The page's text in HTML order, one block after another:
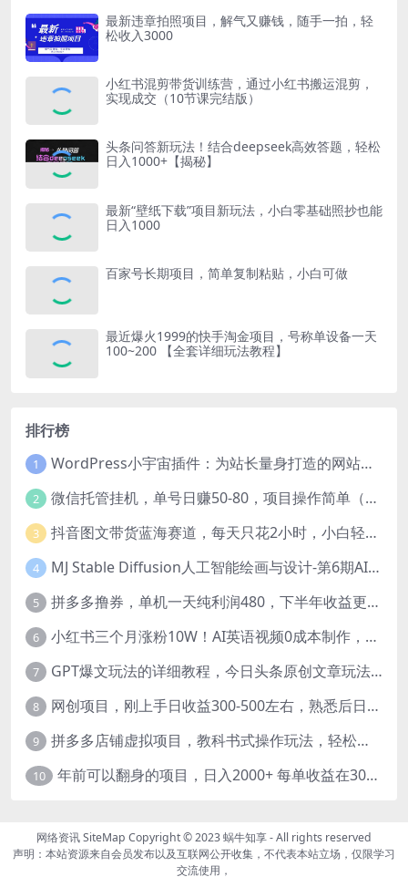
最新违章拍照项目，解气又赚钱，随手一拍，轻
松收入3000
小红书混剪带货训练营，通过小红书搬运混剪，
实现成交（10节课完结版）
头条问答新玩法！结合deepseek高效答题，轻松
日入1000+【揭秘】
最新“壁纸下载”项目新玩法，小白零基础照抄也能
日入1000
百家号长期项目，简单复制粘贴，小白可做
最近爆火1999的快手淘金项目，号称单设备一天
100~200 【全套详细玩法教程】
排行榜
1 WordPress小宇宙插件：为站长量身打造的网站性能与SEO优化插件
2 微信托管挂机，单号日赚50-80，项目操作简单（附无限注册实名微信号教程）
3 抖音图文带货蓝海赛道，每天只花2小时，小白轻松过万
4 MJ Stable Diffusion人工智能绘画与设计-第6期AIGC课程（35节）
5 拼多多撸券，单机一天纯利润480，下半年收益更高，不限设备，不限IP。
6 小红书三个月涨粉10W！AI英语视频0成本制作，每天轻松日入2000+
7 GPT爆文玩法的详细教程，今日头条原创文章玩法实操讲解，简单操作月入5000
8 网创项目，刚上手日收益300-500左右，熟悉后日收益1500-3000
9 拼多多店铺虚拟项目，教科书式操作玩法，轻松月入1000
10 年前可以翻身的项目，日入2000+ 每单收益在300-3000之间，利润空间非常的大
网络资讯SiteMap Copyright © 2023蜗牛知享- All rights reserved
声明：本站资源来自会员发布以及互联网公开收集，不代表本站立场，仅限学习
交流使用，